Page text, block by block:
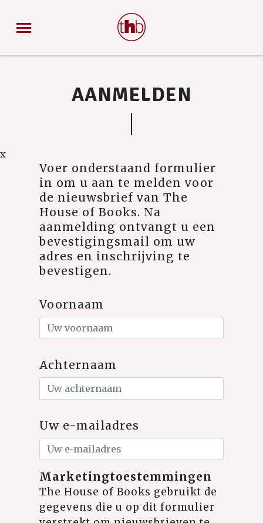
AANMELDEN
x
Voer onderstaand formulier
in om u aan te melden voor
de nieuwsbrief van The
House of Books. Na
aanmelding ontvangt u een
bevestigingsmail om uw
adres en inschrijving te
bevestigen.
Voornaam
Achternaam
Uw e-mailadres
Marketingtoestemmingen
The House of Books gebruikt de
gegevens die u op dit formulier